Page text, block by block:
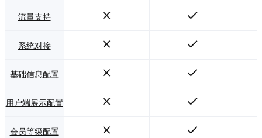
流量支持
系统对接
基础信息配置
用户端展示配置
会员等级配置